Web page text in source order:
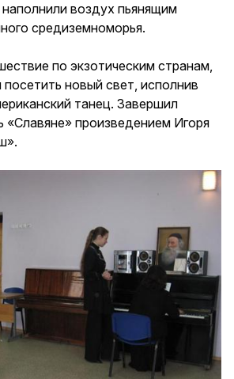
воздух пьянящим
средиземноморья.
по экзотическим странам,
посетить новый свет, исполнив
танец. Завершил
«Славяне» произведением Игоря